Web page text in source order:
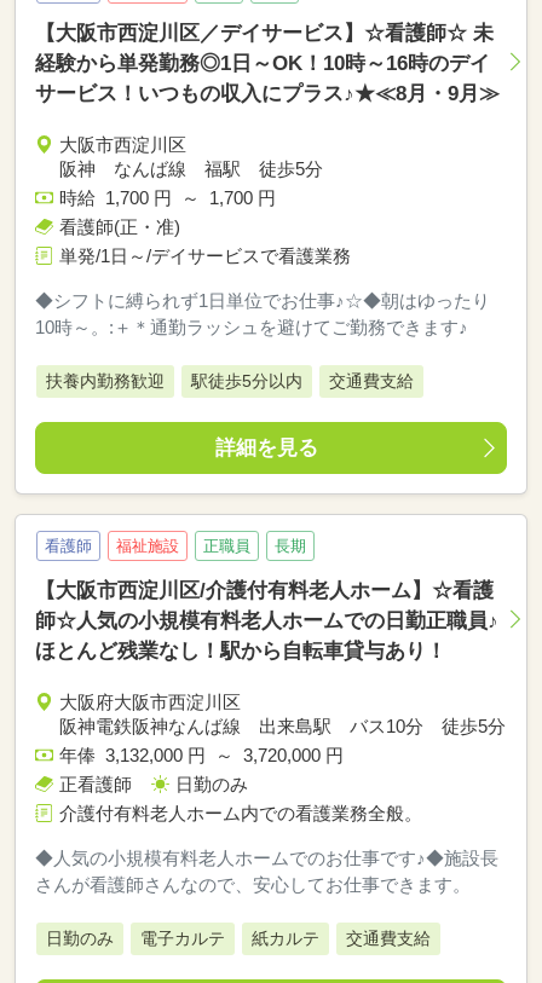
【大阪市西淀川区／デイサービス】☆看護師☆ 未
経験から単発勤務◎1日～OK！10時～16時のデイ
サービス！いつもの収入にプラス♪★≪8月・9月≫
大阪市西淀川区
阪神 なんば線 福駅 徒歩5分
時給 1,700 円 ～ 1,700 円
看護師(正・准)
単発/1日～/デイサービスで看護業務
◆シフトに縛られず1日単位でお仕事♪☆◆朝はゆったり
10時～。:＋＊通勤ラッシュを避けてご勤務できます♪
扶養内勤務歓迎 駅徒歩5分以内 交通費支給
詳細を見る
看護師 福祉施設 正職員 長期
【大阪市西淀川区/介護付有料老人ホーム】☆看護
師☆人気の小規模有料老人ホームでの日勤正職員♪
ほとんど残業なし！駅から自転車貸与あり！
大阪府大阪市西淀川区
阪神電鉄阪神なんば線 出来島駅 バス10分 徒歩5分
年俸 3,132,000 円 ～ 3,720,000 円
正看護師
日勤のみ
介護付有料老人ホーム内での看護業務全般。
◆人気の小規模有料老人ホームでのお仕事です♪◆施設長
さんが看護師さんなので、安心してお仕事できます。
日勤のみ 電子カルテ 紙カルテ 交通費支給